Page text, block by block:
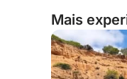
Mais